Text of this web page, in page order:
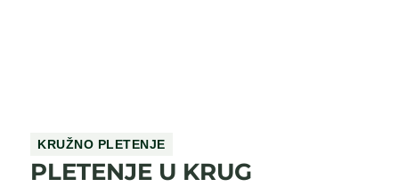
KRUŽNO PLETENJE
PLETENJE U KRUG